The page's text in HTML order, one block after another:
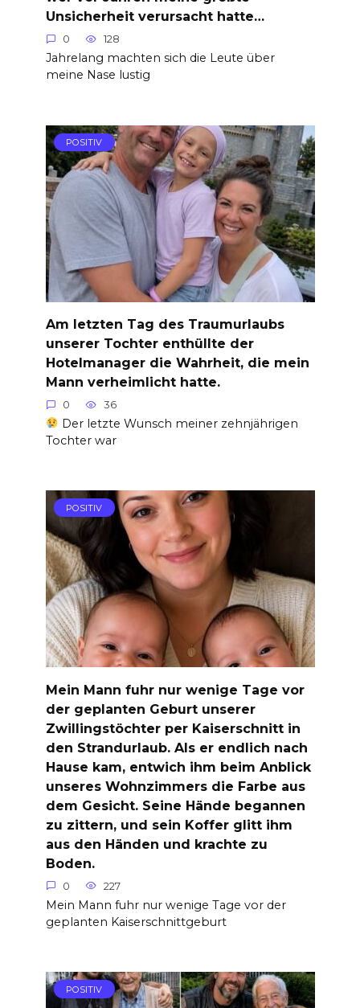
Unsicherheit verursacht hatte…
0 128
Jahrelang machten sich die Leute über
meine Nase lustig
POSITIV
Am letzten Tag des Traumurlaubs
unserer Tochter enthüllte der
Hotelmanager die Wahrheit, die mein
Mann verheimlicht hatte.
0 36
Der letzte Wunsch meiner zehnjährigen
Tochter war
POSITIV
Mein Mann fuhr nur wenige Tage vor
der geplanten Geburt unserer
Zwillingstöchter per Kaiserschnitt in
den Strandurlaub. Als er endlich nach
Hause kam, entwich ihm beim Anblick
unseres Wohnzimmers die Farbe aus
dem Gesicht. Seine Hände begannen
zu zittern, und sein Koffer glitt ihm
aus den Händen und krachte zu
Boden.
0 227
Mein Mann fuhr nur wenige Tage vor der
geplanten Kaiserschnittgeburt
POSITIV